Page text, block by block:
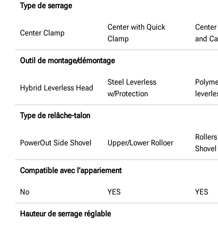
Type de serrage
Center Clamp
Center with Quick
Clamp
and
Outil de montage/démontage
Hybrid Leverless Head
Steel Leverless
w/Protection
Type de relâche-talon
PowerOut Side Shovel Upper/Lower Rolloer
Shovel
Compatible avec l’appariement
No YES YES
Hauteur de serrage réglable